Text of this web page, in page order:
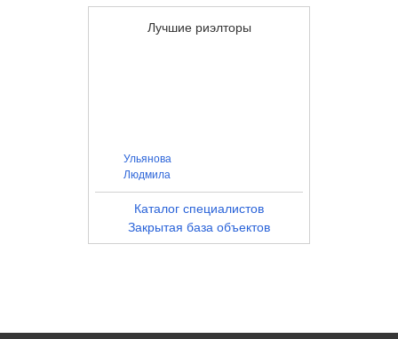
Выгодные ипотечные программы в банках Котласа
Лучшие риэлторы
Ульянова
Людмила
Каталог специалистов
Закрытая база объектов